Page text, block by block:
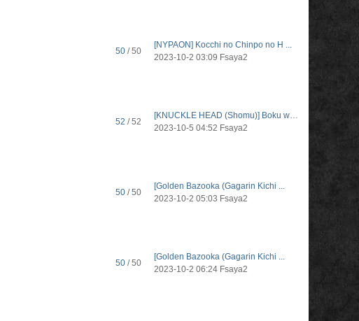
50 / 50
[NYPAON] Kocchi no Chinpo no H ...
2023-10-2 03:09 Fsaya2
52 / 52
[KNUCKLE HEAD (Shomu)] Boku wa ...
2023-10-5 04:52 Fsaya2
50 / 50
[Golden Bazooka (Gagarin Kichi ...
2023-10-2 05:03 Fsaya2
50 / 50
[Golden Bazooka (Gagarin Kichi ...
2023-10-2 06:24 Fsaya2